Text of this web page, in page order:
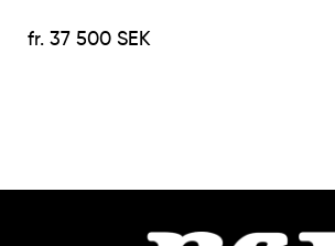
37 500SEK